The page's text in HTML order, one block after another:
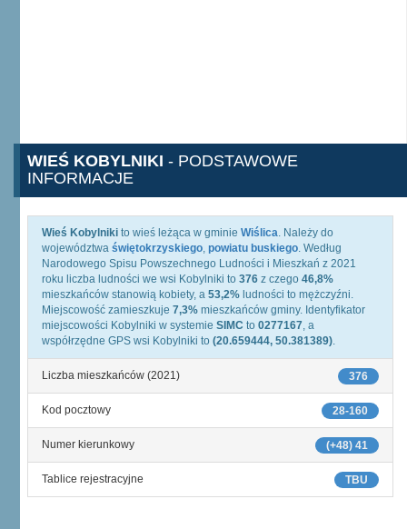
WIEŚ KOBYLNIKI - PODSTAWOWE
INFORMACJE
Wieś Kobylniki to wieś leżąca w gminie Wiślica. Należy do
województwa świętokrzyskiego, powiatu buskiego. Według
Narodowego Spisu Powszechnego Ludności i Mieszkań z 2021
roku liczba ludności we wsi Kobylniki to 376 z czego 46,8%
mieszkańców stanowią kobiety, a 53,2% ludności to mężczyźni.
Miejscowość zamieszkuje 7,3% mieszkańców gminy. Identyfikator
miejscowości Kobylniki w systemie SIMC to 0277167, a
współrzędne GPS wsi Kobylniki to (20.659444, 50.381389).
376
Liczba mieszkańców (2021)
28-160
Kod pocztowy
(+48) 41
Numer kierunkowy
TBU
Tablice rejestracyjne